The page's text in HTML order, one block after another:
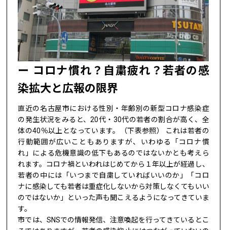
コロナ慣れ？自粛疲れ？若者の感
染拡大と広報の限界
直近の名古屋市における性別・年齢別の新型コロナ感染症
の発生状況をみると、20代・30代の若者の割合が高く、全
体の40％以上となっています。（下表参照） これは若者の
行動範囲が広いこともありますが、いわゆる「コロナ慣
れ」による危機意識の低下もあるのではないかとも考えら
れます。コロナ禍といわれはじめてから１年以上が経過し、
若者の中には「いつまで自粛していればいいのか」「コロ
ナに感染しても若者は重症化しないから対策しなくてもいい
のではないか」といった声も聞こえるようになってきていま
す。
市では、SNSでの情報発信、注意喚起を行ってきているとこ